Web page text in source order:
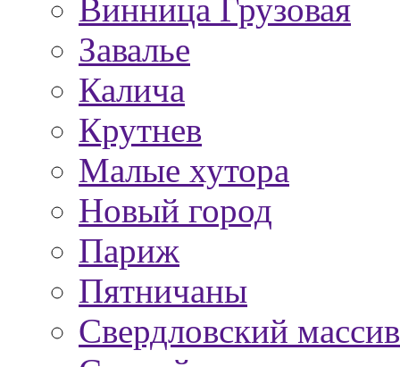
Винница Грузовая
Завалье
Калича
Крутнев
Малые хутора
Новый город
Париж
Пятничаны
Свердловский массив